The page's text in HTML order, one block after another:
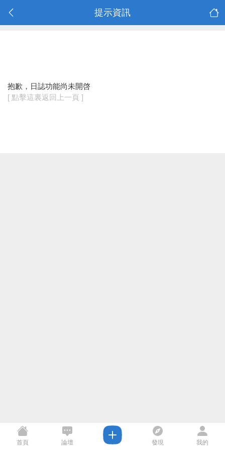
提示資訊
抱歉，日誌功能尚未開啓
[ 點擊這裏返回上一頁 ]
首頁 論壇 發現 我的